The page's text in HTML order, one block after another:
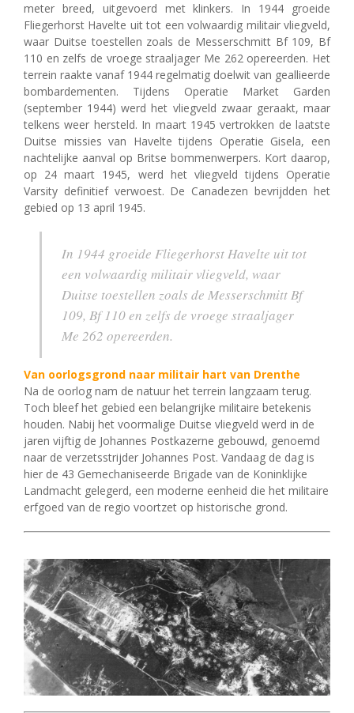
meter breed, uitgevoerd met klinkers. In 1944 groeide
Fliegerhorst Havelte uit tot een volwaardig militair vliegveld,
waar Duitse toestellen zoals de Messerschmitt Bf 109, Bf
110 en zelfs de vroege straaljager Me 262 opereerden. Het
terrein raakte vanaf 1944 regelmatig doelwit van geallieerde
bombardementen. Tijdens Operatie Market Garden
(september 1944) werd het vliegveld zwaar geraakt, maar
telkens weer hersteld. In maart 1945 vertrokken de laatste
Duitse missies van Havelte tijdens Operatie Gisela, een
nachtelijke aanval op Britse bommenwerpers. Kort daarop,
op 24 maart 1945, werd het vliegveld tijdens Operatie
Varsity definitief verwoest. De Canadezen bevrijdden het
gebied op 13 april 1945.
In 1944 groeide Fliegerhorst Havelte uit tot
een volwaardig militair vliegveld, waar
Duitse toestellen zoals de Messerschmitt Bf
109, Bf 110 en zelfs de vroege straaljager
Me 262 opereerden.
Van oorlogsgrond naar militair hart van Drenthe
Na de oorlog nam de natuur het terrein langzaam terug.
Toch bleef het gebied een belangrijke militaire betekenis
houden. Nabij het voormalige Duitse vliegveld werd in de
jaren vijftig de Johannes Postkazerne gebouwd, genoemd
naar de verzetsstrijder Johannes Post. Vandaag de dag is
hier de 43 Gemechaniseerde Brigade van de Koninklijke
Landmacht gelegerd, een moderne eenheid die het militaire
erfgoed van de regio voortzet op historische grond.